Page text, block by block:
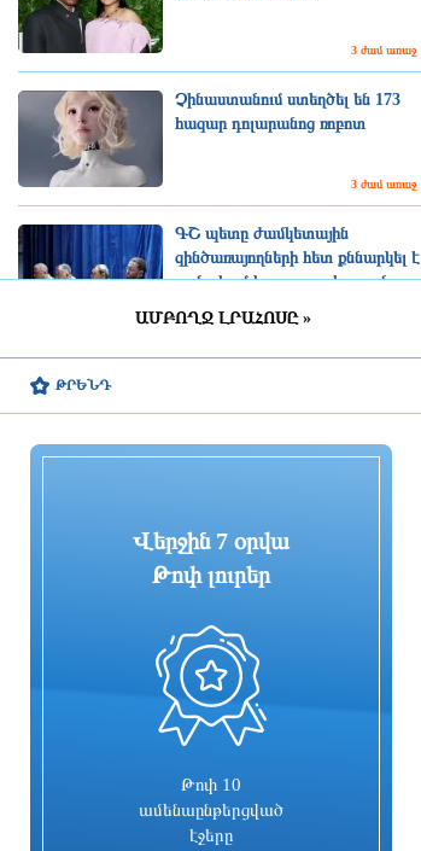
3 ժամ առաջ
Չինաստանում ստեղծել են 173
հազար դոլարանոց ռոբոտ
3 ժամ առաջ
ԳՇ պետը ժամկետային
զինծառայողների հետ քննարկել է
բանակում կարգապահության
երթուղին էլ կփոխվի
հանցագործությունների դեպքերի
առթիվ նախաձեռնվել է 209
քրեական վարույթ
Սա կարելի է որպես
մարտահրավեր դիտարկել
Չուամենին և Կամավինգան
գերադասում են մնալ Մադրիդում
ԱՄԲՈՂՋ ԼՐԱՀՈՍԸ »
ԹՐԵՆԴ
Վերջին 7 օրվա
Թոփ լուրեր
Թոփ 10
ամենաընթերցված
էջերը